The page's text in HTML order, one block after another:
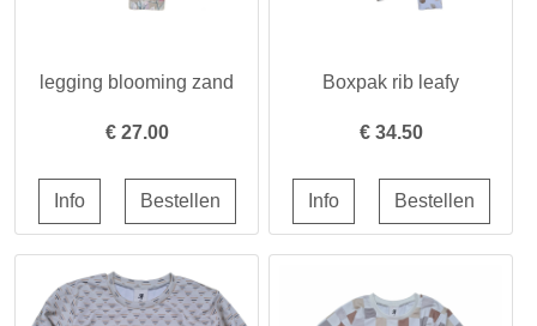
legging blooming zand
€ 27.00
Boxpak rib leafy
€ 34.50